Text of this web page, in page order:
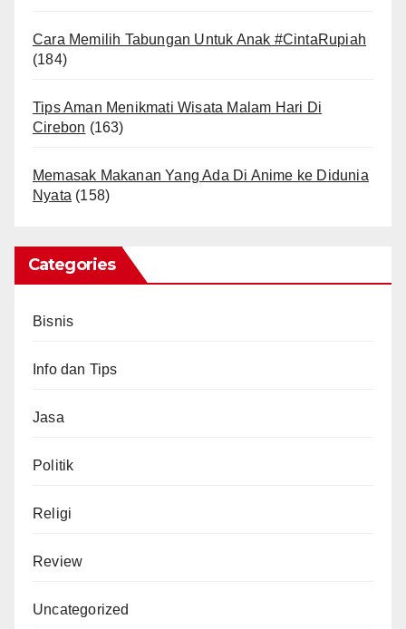
Cara Memilih Tabungan Untuk Anak #CintaRupiah
(184)
Tips Aman Menikmati Wisata Malam Hari Di
Cirebon (163)
Memasak Makanan Yang Ada Di Anime ke Didunia
Nyata (158)
Categories
Bisnis
Info dan Tips
Jasa
Politik
Religi
Review
Uncategorized